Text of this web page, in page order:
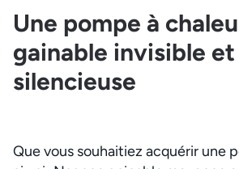
Une pompe à
gainable invisible et
silencieuse
Que vous souhaitiez acquérir une